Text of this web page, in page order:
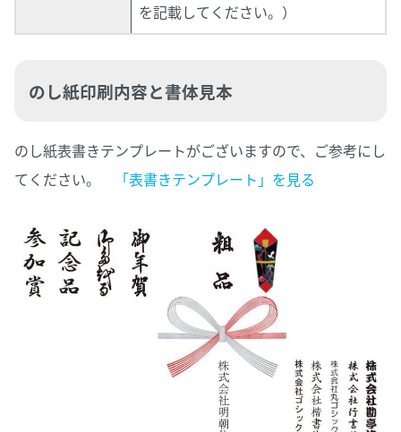
を記載してください。）
のし紙印刷内容と書体見本
のし紙表書きテンプレートがございますので、ご参考にし
てください。
「表書きテンプレート」を見る